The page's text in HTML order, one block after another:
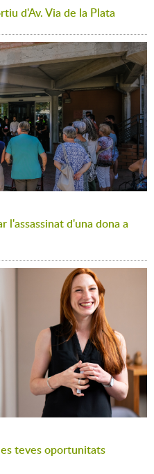
d'Av. Via de la Plata
l'assassinat d'una dona a
teves oportunitats